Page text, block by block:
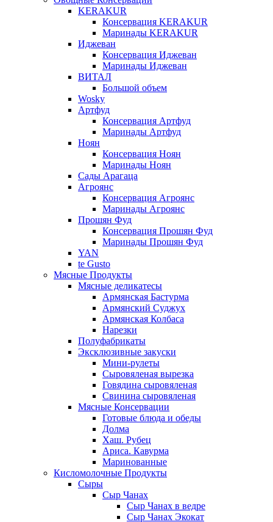
KERAKUR
Консервация KERAKUR
Маринады KERAKUR
Иджеван
Консервация Иджеван
Маринады Иджеван
ВИТАЛ
Большой объем
Wosky
Артфуд
Консервация Артфуд
Маринады Артфуд
Ноян
Консервация Ноян
Маринады Ноян
Сады Арагаца
Агроянс
Консервация Агроянс
Маринады Агроянс
Прошян Фуд
Консервация Прошян Фуд
Маринады Прошян Фуд
YAN
te Gusto
Мясные Продукты
Мясные деликатесы
Армянская Бастурма
Армянский Суджух
Армянская Колбаса
Нарезки
Полуфабрикаты
Эксклюзивные закуски
Мини-рулеты
Сыровяленая вырезка
Говядина сыровяленая
Свинина сыровяленая
Мясные Консервации
Готовые блюда и обеды
Долма
Хаш. Рубец
Ариса. Кавурма
Маринованные
Кисломолочные Продукты
Сыры
Сыр Чанах
Сыр Чанах в ведре
Сыр Чанах Экокат